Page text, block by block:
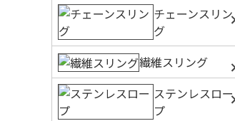
チェーンスリン
グ
繊維スリング
ステンレスロー
プ